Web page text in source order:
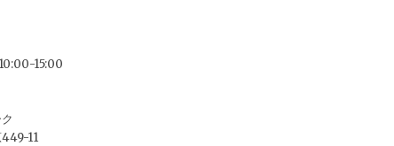
15:00
ク
11